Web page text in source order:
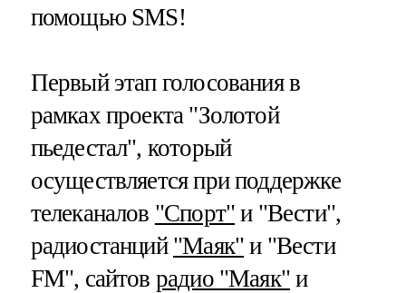
помощью SMS!
Первый этап голосования в
рамках проекта "Золотой
пьедестал", который
осуществляется при поддержке
телеканалов "Спорт" и "Вести",
радиостанций "Маяк" и "Вести
FM", сайтов радио "Маяк" и